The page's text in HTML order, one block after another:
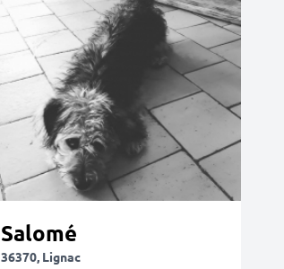
Salomé
36370, Lignac